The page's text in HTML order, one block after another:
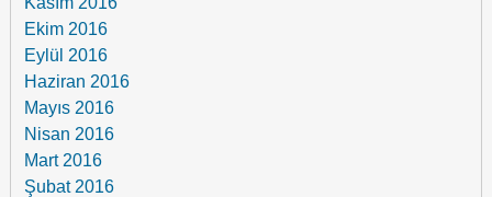
Ekim 2016
Eylül 2016
Haziran 2016
Mayıs 2016
Nisan 2016
Mart 2016
Şubat 2016